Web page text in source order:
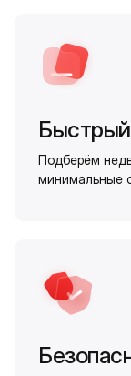
Подберём
минимальные